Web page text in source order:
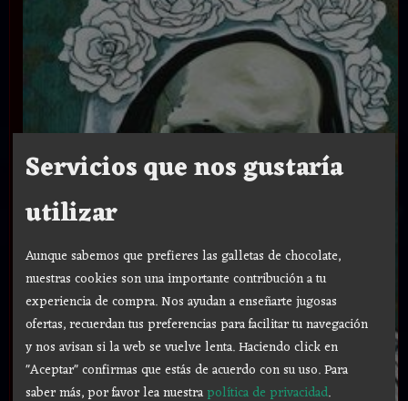
Servicios que nos gustaría
utilizar
Aunque sabemos que prefieres las galletas de chocolate,
nuestras cookies son una importante contribución a tu
experiencia de compra. Nos ayudan a enseñarte jugosas
ofertas, recuerdan tus preferencias para facilitar tu navegación
y nos avisan si la web se vuelve lenta. Haciendo click en
"Aceptar" confirmas que estás de acuerdo con su uso.Para
saber más, por favor lea nuestrapolítica de privacidad.